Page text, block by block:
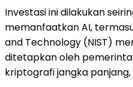
Investasi ini dilakukan
memanfaatkan AI,
and Technology (NIST)
ditetapkan oleh
kriptografi jangka